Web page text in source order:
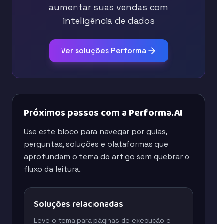
aumentar suas vendas com
inteligência de dados
Ver soluções Performa
Próximos passos com a Performa.AI
Use este bloco para navegar por guias,
perguntas, soluções e plataformas que
aprofundam o tema do artigo sem quebrar o
fluxo da leitura.
Soluções relacionadas
Leve o tema para páginas de execução e